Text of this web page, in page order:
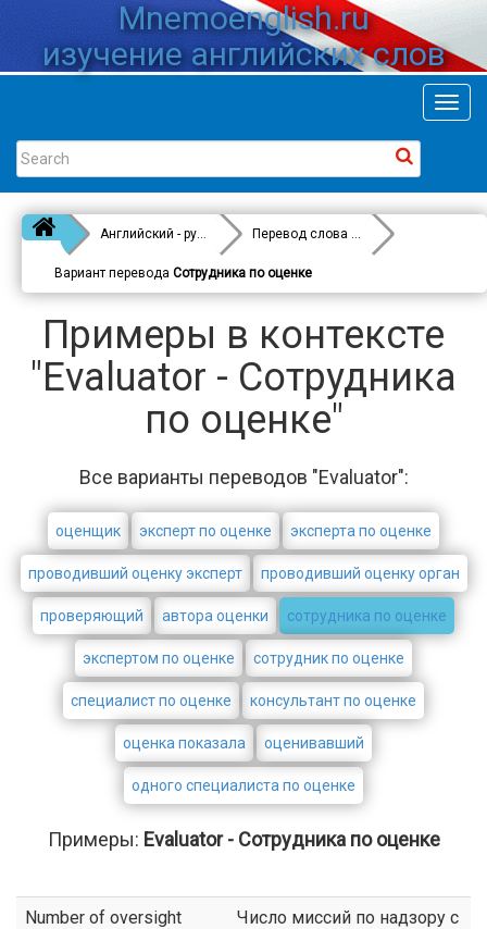
Mnemoenglish.ru
изучение английских слов
Английский - русский Перевод слова
Evaluator
Вариант перевода Сотрудника по оценке
Примеры в контексте
"Evaluator - Сотрудника
по оценке"
Все варианты переводов "Evaluator":
оценщик эксперт по оценке эксперта по оценке
проводивший оценку эксперт проводивший оценку орган
проверяющий автора оценки сотрудника по оценке
экспертом по оценке сотрудник по оценке
специалист по оценке консультант по оценке
оценка показала оценивавший
одного специалиста по оценке
Примеры: Evaluator - Сотрудника по оценке
Number of oversight
Число миссий по надзору с